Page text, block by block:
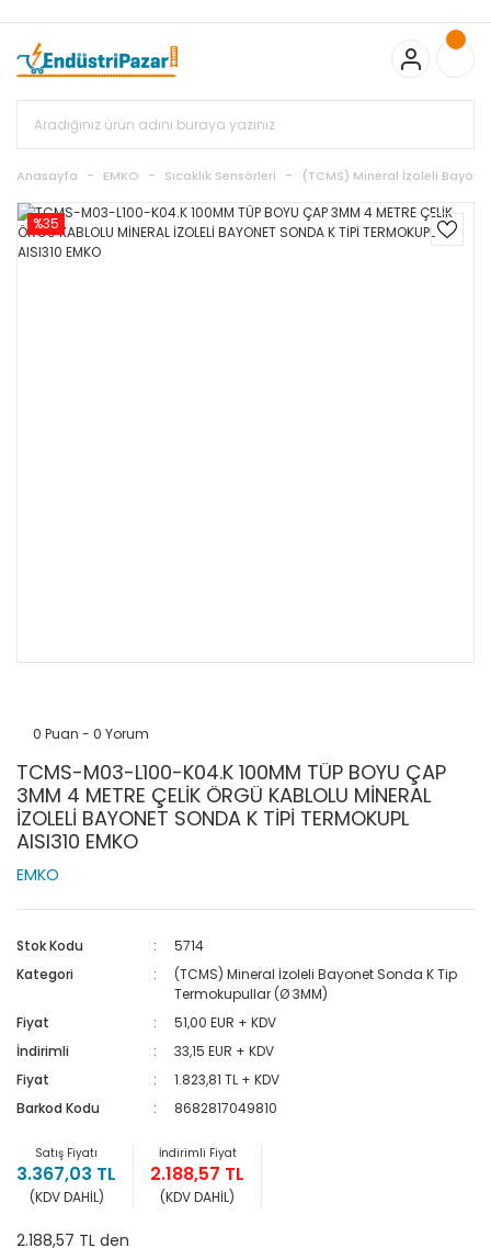
Bayonet J Tip Termokupul Ürünlerinde 50 Adet Alımlarda
Sepette Ekstra %5 İskonto...
50.000,00TL ve Üzeri EMKO Ürünleri
Alışverişlerinizde Sepette %5 EK İNDİRİM...
%15 İskonto... 50.000,00TL ve Üzeri GEMO Ürünleri
Alışverişlerinizde Sepette %3 EK İNDİRİM...
Standart Bayonet J Tip Termokupul Ürünlerinde 100 Adet
Anasayfa EMKO Sıcaklık Sensörleri (TCMS) Mineral İzoleli
%35
0 Puan - 0 Yorum
TCMS-M03-L100-K04.K 100MM TÜP BOYU ÇAP
3MM 4 METRE ÇELİK ÖRGÜ KABLOLU MİNERAL
İZOLELİ BAYONET SONDA K TİPİ TERMOKUPL
AISI310 EMKO
EMKO
Stok Kodu
5714
Kategori
(TCMS) Mineral İzoleli Bayonet Sonda K Tip
Termokupullar (Ø 3MM)
Fiyat
51,00 EUR + KDV
İndirimli
33,15 EUR + KDV
Fiyat
1.823,81 TL + KDV
Barkod Kodu
8682817049810
Satış Fiyatı
3.367,03 TL
(KDV DAHİL)
İndirimli Fiyat
2.188,57 TL
(KDV DAHİL)
2.188,57 TL den